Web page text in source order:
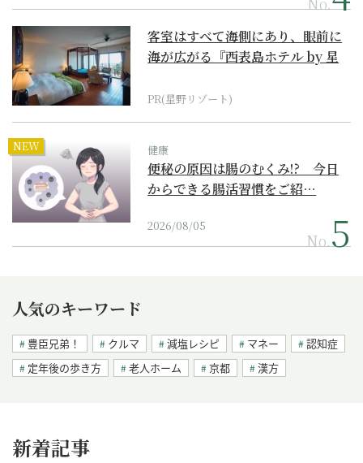
客室はすべて海側にあり、眼前に
海が広がる『西表島ホテル by 星
PR(星野リゾート)
NEW 健康
便秘の原因は腸のむくみ!? 今日
からできる腸活習慣をご紹…
2026/08/05
No.
人気のキーワード
豊臣兄弟！ クルマ 減塩レシピ マネー
認知症
定年後の歩き方
老人ホーム 京都 漢方
新着記事